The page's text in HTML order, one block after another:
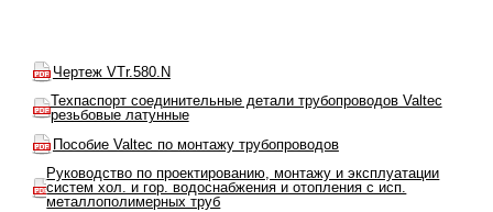
Чертеж VTr.580.N
Техпаспорт соединительные детали трубопроводов Valtec
резьбовые латунные
Пособие Valtec по монтажу трубопроводов
Руководство по проектированию, монтажу и эксплуатации
систем хол. и гор. водоснабжения и отопления с исп.
металлополимерных труб